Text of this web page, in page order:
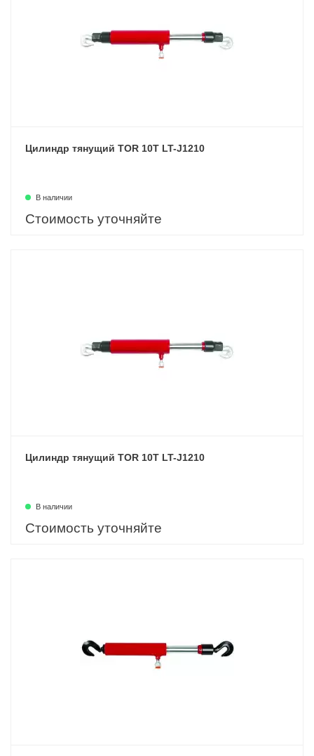
Цилиндр тянущий TOR 10T LT-J1210
В наличии
Стоимость уточняйте
Цилиндр тянущий TOR 10T LT-J1210
В наличии
Стоимость уточняйте